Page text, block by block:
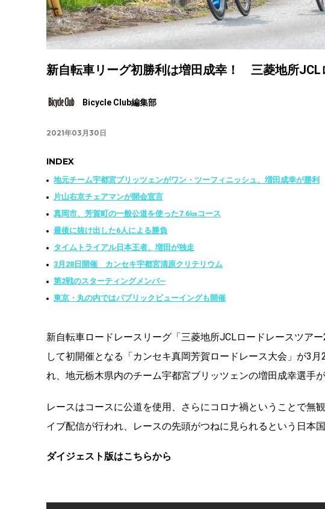
新自転車リーグ初勝利は増田成幸！ 三菱地所JCL
Bicycle Club編集部
2021年03月30日
INDEX
地元チーム宇都宮ブリッツェンがワン・ツーフィニッシュ、増田成幸が勝利
片山右京チェアマンが開会宣言
真岡市、芳賀町の一般公道を使った7.6㎞コース
最後に抜け出した6人による勝負
タイムトライアル日本王者、増田が独走
3月28日開催 カンセキ宇都宮清原クリテリウム
第2戦のスターティングメンバ―
東京・丸の内ではパブリックビューイングも開催
新自転車ロードレースリーグ「三菱地所JCLロードレースツア
して初開催となる「カンセキ真岡芳賀ロードレース大会」が3
れ、地元栃木県内のチーム宇都宮ブリッツェンの増田成幸選手が
レースはコースに公道を使用、さらにコロナ禍ということで無
イブ配信が行われ、レースの先頭がつねに見られるという日本
ダイジェスト版はこちらから